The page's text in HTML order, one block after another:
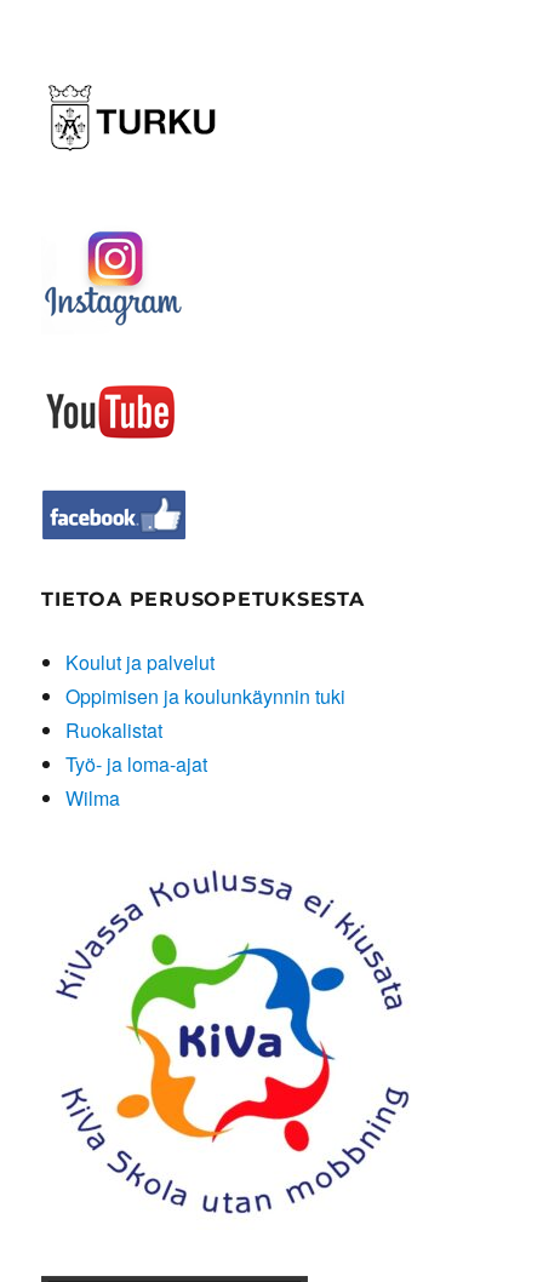
TIETOA PERUSOPETUKSESTA
Koulut ja palvelut
Oppimisen ja koulunkäynnin tuki
Ruokalistat
Työ- ja loma-ajat
Wilma